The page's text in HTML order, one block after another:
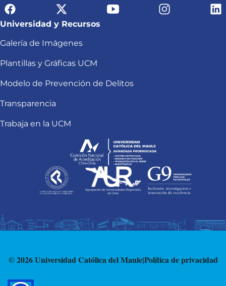
Universidad y Recursos
Galería de Imágenes
Plantillas y Gráficas UCM
Modelo de Prevención de Delitos
Transparencia
Trabaja en la UCM
© 2026 Universidad Católica del Maule|Política de privacidad